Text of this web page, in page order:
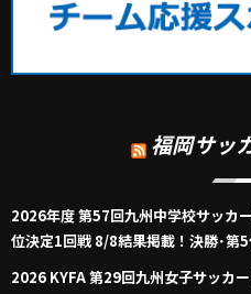
福岡サッ
2026年度 第57回九州中学校サッカ
位決定1回戦 8/8結果掲載！決勝･第
2026 KYFA 第29回九州女子サッカ